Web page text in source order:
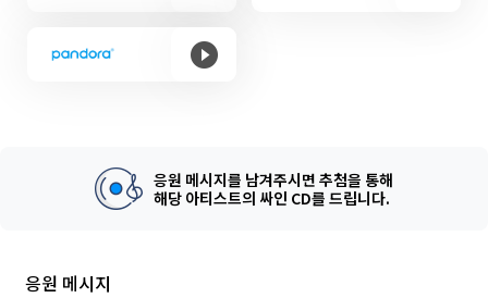
응원 메시지를 남겨주시면 추첨을 통해
해당 아티스트의 싸인 CD를 드립니다.
응원 메시지